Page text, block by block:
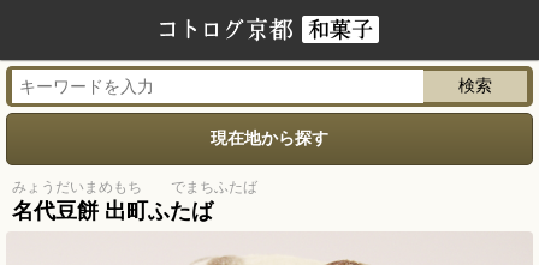
現在地から探す
みょうだいまめもち でまちふたば
名代豆餅 出町ふたば